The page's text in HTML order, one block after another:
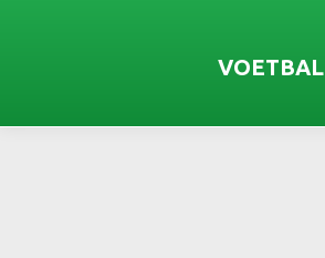
VOETBAL